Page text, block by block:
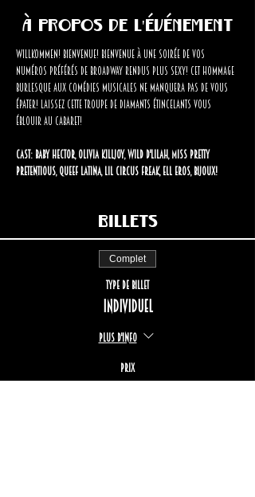
À propos de l'événement
Willkommen! Bienvenue! Bienvenue à une soirée de vos
numéros préférés de Broadway rendus plus sexy! Cet hommage
burlesque aux comédies musicales ne manquera pas de vous
épater! Laissez cette troupe de diamants étincelants vous
éblouir au cabaret!
Cast: Baby Hector, Olivia Killjoy, Wild D'Lilah, Miss Pretty
Pretentious, Queef Latina, Lil Circus Freak, Ell Eros, Bijoux!
Billets
Complet
Type de billet
Individuel
Plus d'info
Prix